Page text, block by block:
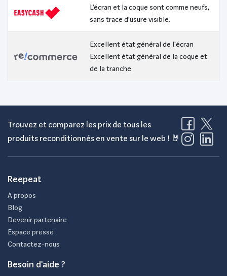
L’écran et la coque sont comme neufs,
sans trace d’usure visible.
Excellent état général de l'écran
Excellent état général de la coque et
de la tranche
Trouvez et comparez les prix de tous les
produits reconditionnés en vente sur le web ! 🤘
Reepeat
À propos
Blog
Devenir partenaire
Espace presse
Contactez-nous
Besoin d'aide ?